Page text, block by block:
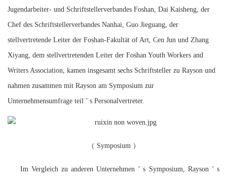
Jugendarbeiter- und Schriftstellerverbandes Foshan, Dai Kaisheng, der
Chef des Schriftstellerverbandes Nanhai, Guo Jieguang, der
stellvertretende Leiter der Foshan-Fakultät of Art, Cen Jun und Zhang
Xiyang, dem stellvertretenden Leiter der Foshan Youth Workers and
Writers Association, kamen insgesamt sechs Schriftsteller zu Rayson und
nahmen zusammen mit Rayson am Symposium zur
Unternehmensumfrage teil ’ s Personalvertreter.
（ Symposium ）
Im Vergleich zu anderen Unternehmen ’s Symposium, Rayson ’s